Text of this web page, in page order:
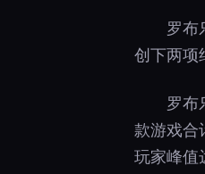
罗布
创下两项
罗布
款游戏合
玩家峰值